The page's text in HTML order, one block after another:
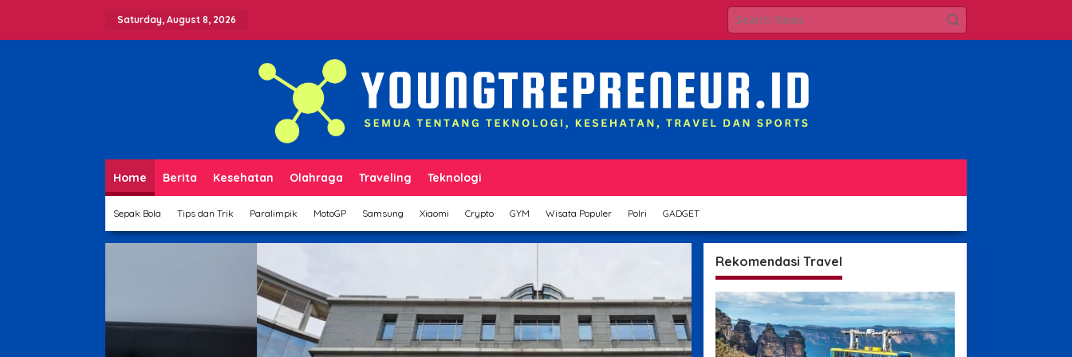
Saturday, August 8, 2026
Home Berita Kesehatan Olahraga Traveling Teknologi
Sepak Bola Tips dan Trik Paralimpik MotoGP Samsung Xiaomi Crypto GYM Wisata Populer Polri GADGET
Rekomendasi Travel